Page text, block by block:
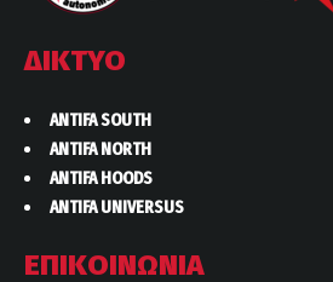
ΔΙΚΤΥΟ
ANTIFA SOUTH
ANTIFA NORTH
ANTIFA HOODS
ANTIFA UNIVERSUS
ΕΠΙΚΟΙΝΩΝΙΑ